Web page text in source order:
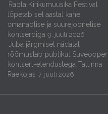
Rapla Kirikumuusika Festival
lõpetab sel aastal kahe
omanäolise ja suurejoonelise
kontserdiga 9. juuli 2026
Juba järgmisel nädalal
rõõmustab publikut Suveooper
kontsert-etendustega Tallinna
Raekojas 7. juuli 2026